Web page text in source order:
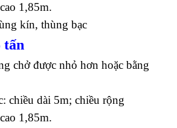
1,85m.
kín, thùng bạc
tấn
chở được nhỏ hơn hoặc bằng
chiều dài 5m; chiều rộng
1,85m.